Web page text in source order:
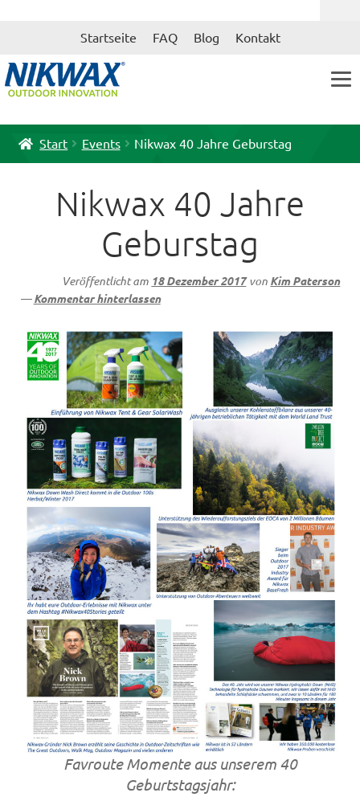
Navigation
Zum
Startseite FAQ Blog Kontakt
Start Events Nikwax 40 Jahre Geburstag
Veröffentlicht am 18 Dezember 2017 von Kim Paterson
—Kommentar hinterlassen
Nikwax 40 Jahre
Geburstag
Favroute Momente aus unserem 40
Geburtstagsjahr: